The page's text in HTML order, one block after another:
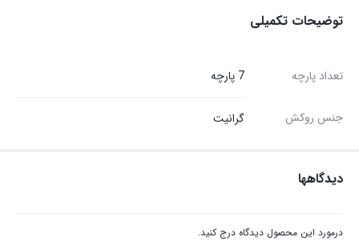
توضیحات تکمیلی
تعداد پارچه 7 پارچه
جنس روکش گرانیت
دیدگاهها
درمورد این محصول دیدگاه درج کنید.